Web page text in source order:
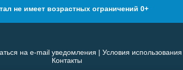
не имеет возрастных ограничений 0+
на e-mail уведомления | Условия использования
Контакты